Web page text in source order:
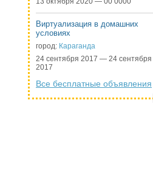
Виртуализация в домашних
условиях
город: Караганда
24 сентября 2017 — 24 сентября
2017
Все бесплатные объявления